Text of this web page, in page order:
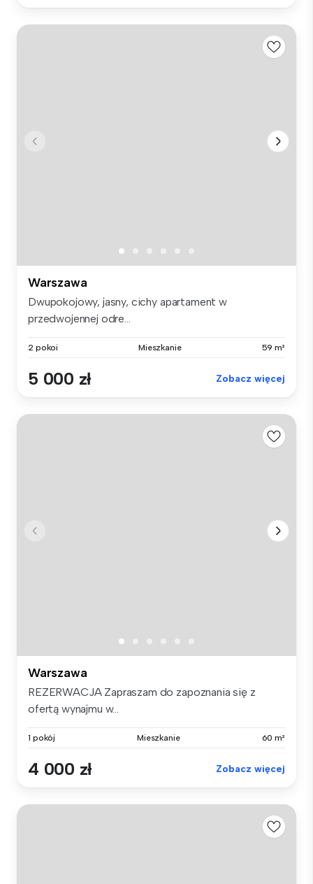
Warszawa
Dwupokojowy, jasny, cichy apartament w
przedwojennej odre...
2 pokoi Mieszkanie 59 m²
5 000 zł Zobacz więcej
Warszawa
REZERWACJA Zapraszam do zapoznania się z
ofertą wynajmu w...
1 pokój Mieszkanie 60 m²
4 000 zł Zobacz więcej